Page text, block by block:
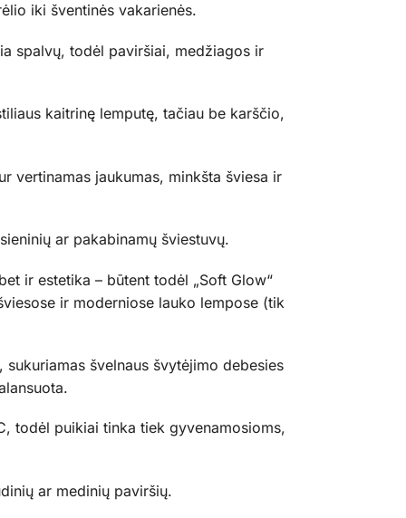
iki šventinės vakarienės.
spalvų, todėl paviršiai, medžiagos ir
kaitrinę lemputę, tačiau be karščio,
vertinamas jaukumas, minkšta šviesa ir
ar pakabinamų šviestuvų.
ir estetika – būtent todėl „Soft Glow“
ir moderniose lauko lempose (tik
švelnaus švytėjimo debesies
todėl puikiai tinka tiek gyvenamosioms,
ar medinių paviršių.